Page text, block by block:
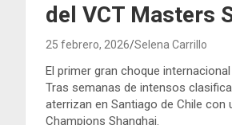
del VCT Masters
25 febrero, 2026 Selena Carrillo
El primer gran choque
Tras semanas de intensos
aterrizan en Santiago de Chile
Champions Shanghai.